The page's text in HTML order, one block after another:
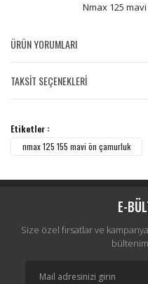
Nmax 125
ÜRÜN YORUMLARI
TAKSİT SEÇENEKLERİ
Etiketler :
nmax 125 155 mavi ön çamurluk
E-
Size özel fırsatlar ve